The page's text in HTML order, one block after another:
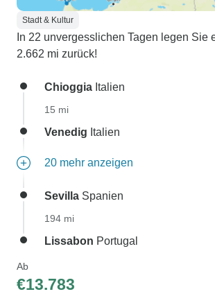
Stadt & Kultur
In 22 unvergesslichen Tagen legen Sie
2.662 mi zurück!
Chioggia Italien
15 mi
Venedig Italien
20 mehr anzeigen
Sevilla Spanien
194 mi
Lissabon Portugal
Ab
€13.783